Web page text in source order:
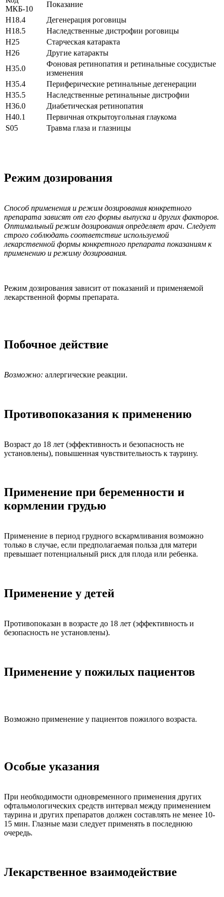
МКБ-10
Показание
H18.4
Дегенерация роговицы
H18.5
Наследственные дистрофии роговицы
H25
Старческая катаракта
H26
Другие катаракты
H35.0
Фоновая ретинопатия и ретинальные сосудистые
изменения
H35.4
Периферические ретинальные дегенерации
H35.5
Наследственные ретинальные дистрофии
H36.0
Диабетическая ретинопатия
H40.1
Первичная открытоугольная глаукома
S05
Травма глаза и глазницы
Режим дозирования
Способ применения и режим дозирования конкретного
препарата зависят от его формы выпуска и других факторов.
Оптимальный режим дозирования определяет врач. Следует
строго соблюдать соответствие используемой
лекарственной формы конкретного препарата показаниям к
применению и режиму дозирования.
Режим дозирования зависит от показаний и применяемой
лекарственной формы препарата.
Побочное действие
Возможно: аллергические реакции.
Противопоказания к применению
Возраст до 18 лет (эффективность и безопасность не
установлены), повышенная чувствительность к таурину.
Применение при беременности и
кормлении грудью
Применение в период грудного вскармливания возможно
только в случае, если предполагаемая польза для матери
превышает потенциальный риск для плода или ребенка.
Применение у детей
Противопоказан в возрасте до 18 лет (эффективность и
безопасность не установлены).
Применение у пожилых пациентов
Возможно применение у пациентов пожилого возраста.
Особые указания
При необходимости одновременного применения других
офтальмологических средств интервал между применением
таурина и других препаратов должен составлять не менее 10-
15 мин. Глазные мази следует применять в последнюю
очередь.
Лекарственное взаимодействие